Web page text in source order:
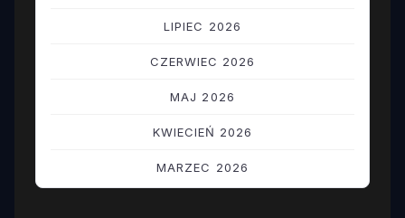
LIPIEC 2026
CZERWIEC 2026
MAJ 2026
KWIECIEŃ 2026
MARZEC 2026